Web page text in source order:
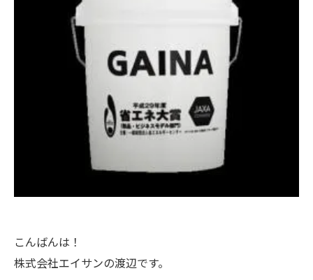
こんばんは！
株式会社エイサンの渡辺です。